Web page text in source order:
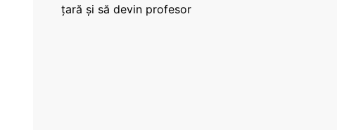
țară și să devin profesor